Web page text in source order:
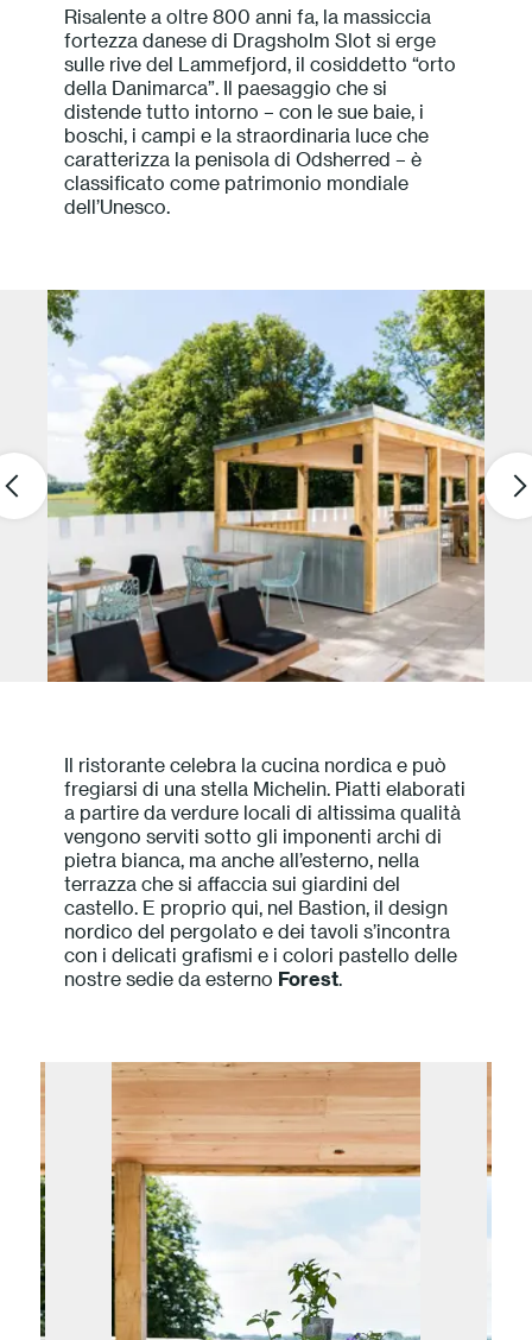
Press
Professionisti
Store locator
Risalente a oltre 800 anni fa, la massiccia
fortezza danese di Dragsholm Slot si erge
sulle rive del Lammefjord, il cosiddetto “orto
della Danimarca”. Il paesaggio che si
distende tutto intorno – con le sue baie, i
boschi, i campi e la straordinaria luce che
caratterizza la penisola di Odsherred – è
classificato come patrimonio mondiale
dell’Unesco.
Il ristorante celebra la cucina nordica e può
fregiarsi di una stella Michelin. Piatti elaborati
a partire da verdure locali di altissima qualità
vengono serviti sotto gli imponenti archi di
pietra bianca, ma anche all’esterno, nella
terrazza che si affaccia sui giardini del
castello. E proprio qui, nel Bastion, il design
nordico del pergolato e dei tavoli s’incontra
con i delicati grafismi e i colori pastello delle
nostre sedie da esterno Forest.